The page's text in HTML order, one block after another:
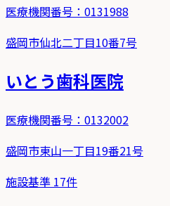
医療機関番号： 0131988
盛岡市仙北二丁目10番7号
いとう歯科医院
医療機関番号： 0132002
盛岡市東山一丁目19番21号
施設基準 17件